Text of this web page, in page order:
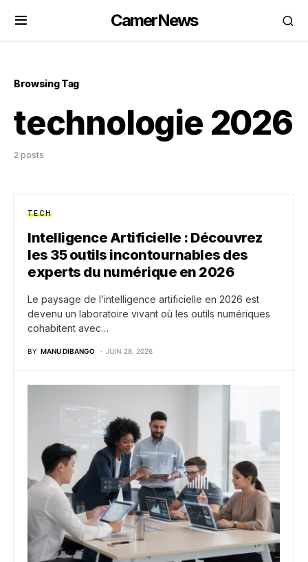
CamerNews
Browsing Tag
technologie 2026
2 posts
TECH
Intelligence Artificielle : Découvrez
les 35 outils incontournables des
experts du numérique en 2026
Le paysage de l’intelligence artificielle en 2026 est
devenu un laboratoire vivant où les outils numériques
cohabitent avec…
BY MANU DIBANGO JUIN 28, 2026